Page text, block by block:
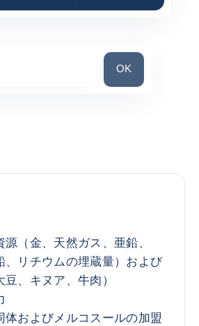
国を検索
OK
源（金、天然ガス、亜鉛、
、リチウムの埋蔵量）および
、キヌア、牛肉）
体およびメルコスールの加盟